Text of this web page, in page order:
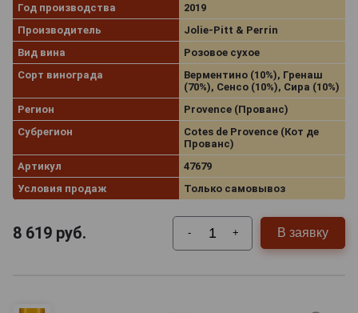
Год производства
2019
Производитель
Jolie-Pitt & Perrin
Вид вина
Розовое сухое
Сорт винограда
Верментино (10%), Гренаш
(70%), Сенсо (10%), Сира (10%)
Регион
Provence (Прованс)
Субрегион
Cotes de Provence (Кот де
Прованс)
Артикул
47679
Условия продаж
Только самовывоз
8 619 руб. - + В заявку